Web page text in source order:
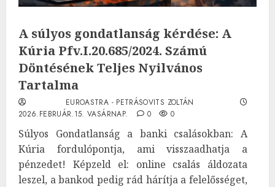
A súlyos gondatlanság kérdése: A
Kúria Pfv.I.20.685/2024. Számú
Döntésének Teljes Nyilvános
Tartalma
EUROASTRA - PETRÁSOVITS ZOLTÁN
2026.FEBRUÁR.15. VASÁRNAP.
0 0
Súlyos Gondatlanság a banki csalásokban: A
Kúria fordulópontja, ami visszaadhatja a
pénzedet! Képzeld el: online csalás áldozata
leszel, a bankod pedig rád hárítja a felelősséget,